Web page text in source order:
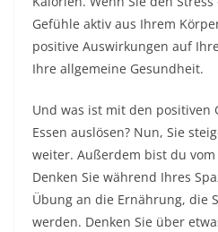
Gefühle aktiv aus Ihrem
positive Auswirkungen auf
Ihre allgemeine Gesundheit.
Und was ist mit den positiven
Essen auslösen? Nun, Sie
weiter. Außerdem bist du vom
Denken Sie während Ihres
Übung an die Ernährung, die
werden. Denken Sie über